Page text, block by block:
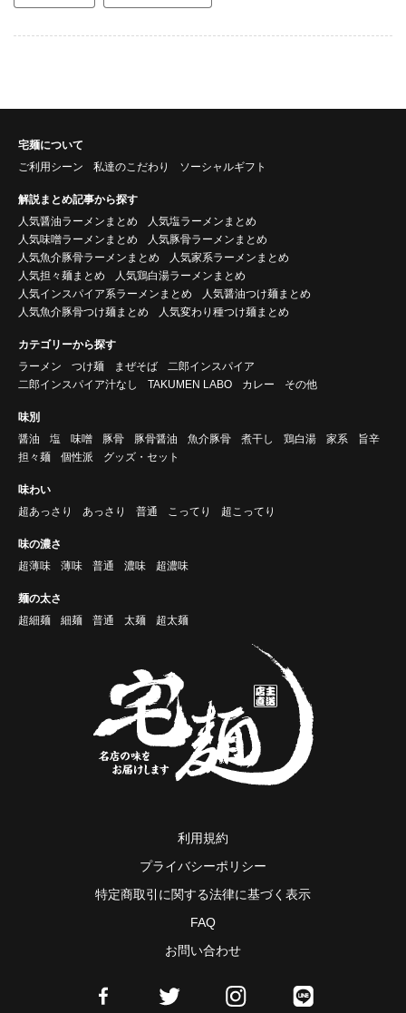
宅麺について
ご利用シーン
私達のこだわり ソーシャルギフト
解説まとめ記事から探す
人気醤油ラーメンまとめ
人気塩ラーメンまとめ
人気味噌ラーメンまとめ
人気豚骨ラーメンまとめ
人気魚介豚骨ラーメンまとめ
人気家系ラーメンまとめ
人気担々麺まとめ
人気鶏白湯ラーメンまとめ
人気インスパイア系ラーメンまとめ
人気醤油つけ麺まとめ
人気魚介豚骨つけ麺まとめ
人気変わり種つけ麺まとめ
カテゴリーから探す
ラーメン
つけ麺 まぜそば
二郎インスパイア
二郎インスパイア汁なし
TAKUMEN LABO カレー その他
味別
醤油
塩 味噌 豚骨 豚骨醤油 魚介豚骨 煮干し 鶏白湯 家系
旨辛
担々麺
個性派 グッズ・セット
味わい
超あっさり
あっさり 普通 こってり 超こってり
味の濃さ
超薄味
薄味 普通 濃味 超濃味
麺の太さ
超細麺
細麺 普通 太麺 超太麺
利用規約
プライバシーポリシー
特定商取引に関する法律に基づく表示
FAQ
お問い合わせ